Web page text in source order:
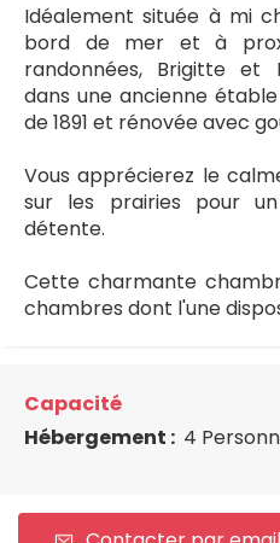
Idéalement située à mi
bord de mer et à
randonnées, Brigitte et
dans une ancienne
de 1891 et rénovée avec
Vous apprécierez le
sur les prairies pour
détente.
Cette charmante
chambres dont l'une
Capacité
Hébergement : 4